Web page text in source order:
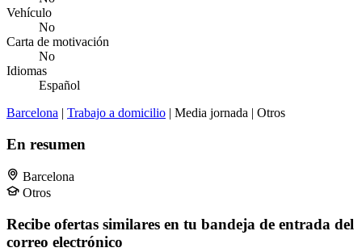
Vehículo
No
Carta de motivación
No
Idiomas
Español
Barcelona | Trabajo a domicilio | Media jornada | Otros
En resumen
Barcelona
Otros
Recibe ofertas similares en tu bandeja de entrada del
correo electrónico